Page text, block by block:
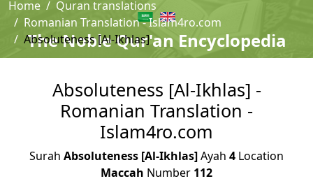
The Noble Qur'an Encyclopedia
Home
Quran translations
Romanian Translation - Islam4ro.com
Absoluteness [Al-Ikhlas]
Absoluteness [Al-Ikhlas] -
Romanian Translation -
Islam4ro.com
Surah Absoluteness [Al-Ikhlas]Ayah 4 Location
Maccah Number 112